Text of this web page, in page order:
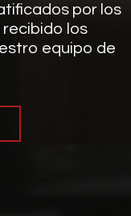
por los
los
equipo de